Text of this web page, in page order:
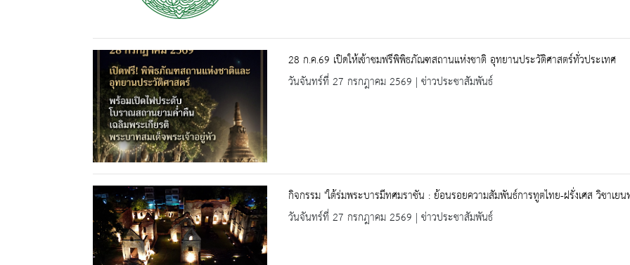
28 ก.ค.69 เปิดให้เข้าชมฟรีพิพิธภัณฑสถานแห่งชาติ อุทยานประวัติศาสตร์ทั่วประเทศ
วันจันทร์ที่ 27 กรกฎาคม 2569 | ข่าวประชาสัมพันธ์
กิจกรรม "ใต้ร่มพระบารมีทศมราชัน : ย้อนรอยความสัมพันธ์การทูตไทย-ฝรั่งเศส วิชาเ
วันจันทร์ที่ 27 กรกฎาคม 2569 | ข่าวประชาสัมพันธ์